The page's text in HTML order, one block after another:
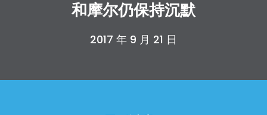
和摩尔仍保持沉默
2017 年 9 月 21 日